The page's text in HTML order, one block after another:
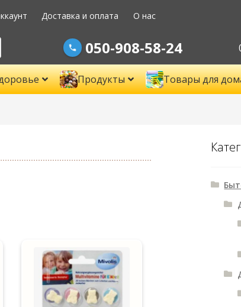
Доставка и оплата О нас
050-908-58-24
Продукты Товары для